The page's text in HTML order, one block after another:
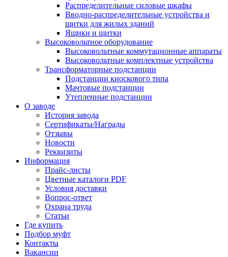
Распределительные силовые шкафы
Вводно-распределительные устройства и
щитки для жилых зданий
Ящики и щитки
Высоковольтное оборудование
Высоковольтные коммутационные аппараты
Высоковольтные комплектные устройства
Трансформаторные подстанции
Подстанции киоскового типа
Мачтовые подстанции
Утепленные подстанции
О заводе
История завода
Сертификаты/Награды
Отзывы
Новости
Реквизиты
Информация
Прайс-листы
Цветные каталоги PDF
Условия доставки
Вопрос-ответ
Охрана труда
Статьи
Где купить
Подбор муфт
Контакты
Вакансии